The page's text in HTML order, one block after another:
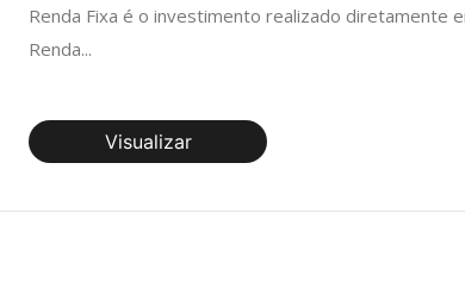
Renda Fixa é o investimento realizado diretamente
Renda...
Visualizar